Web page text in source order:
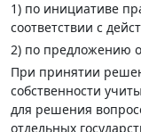
1) по инициативе
соответствии с
2) по предложению
При принятии
собственности
для решения
отдельных